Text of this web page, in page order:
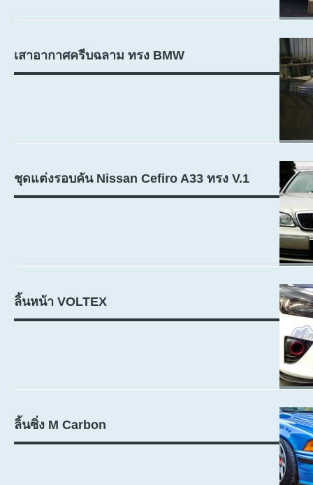
เสาอากาศครีบฉลาม ทรง BMW
ชุดแต่งรอบคัน Nissan Cefiro A33 ทรง V.1
ลิ้นหน้า VOLTEX
ลิ้นซิ่ง M Carbon